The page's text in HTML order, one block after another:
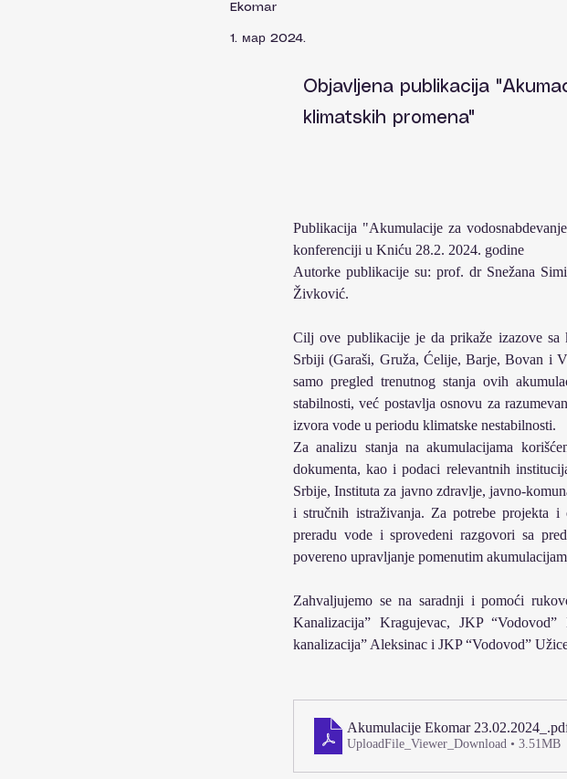
Ekomar
1. мар 2024.
Objavljena publikacija
klimatskih promena"
Publikacija "Akumulacije za
konferenciji u Kniću 28.2. 2024. godine
Autorke publikacije su: prof. dr Snežana
Živković.
Cilj ove publikacije je da prikaže izazove sa
Srbiji (Garaši, Gruža, Ćelije, Barje, Bovan i
samo pregled trenutnog stanja ovih
stabilnosti, već postavlja osnovu za
izvora vode u periodu klimatske nestabilnosti.
Za analizu stanja na akumulacijama
dokumenta, kao i podaci relevantnih
Srbije, Instituta za javno zdravlje, javno-
i stručnih istraživanja. Za potrebe projekta i
preradu vode i sprovedeni razgovori sa
povereno upravljanje pomenutim
Zahvaljujemo se na saradnji i pomoći
Kanalizacija” Kragujevac, JKP
kanalizacija” Aleksinac i JKP “Vodovod”
Akumulacije Ekomar 23.02.2024_
UploadFile_Viewer_Download • 3.51MB